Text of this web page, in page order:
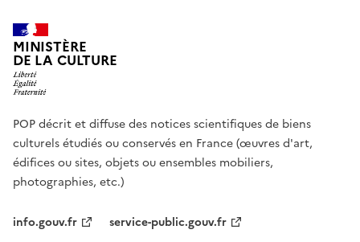
MINISTÈRE
DE LA CULTURE
POP décrit et diffuse des notices scientifiques de biens
culturels étudiés ou conservés en France (œuvres d'art,
édifices ou sites, objets ou ensembles mobiliers,
photographies, etc.)
info.gouv.fr service-public.gouv.fr